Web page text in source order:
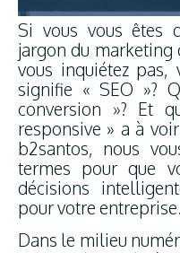
Si vous vous êtes
jargon du marketing
vous inquiétez pas,
signifie « SEO »?
conversion »? Et
responsive » a à
b2santos, nous
termes pour que
décisions
pour votre entreprise.
Dans le milieu